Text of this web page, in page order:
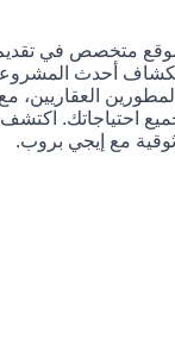
متخصص في
أحدث
العقاريين،
احتياجاتك. اكتشف
مع إيجي بروب.